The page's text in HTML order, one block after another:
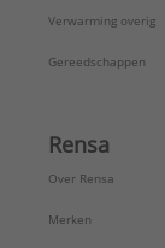
Verwarming overig
Gereedschappen
Rensa
Over Rensa
Merken